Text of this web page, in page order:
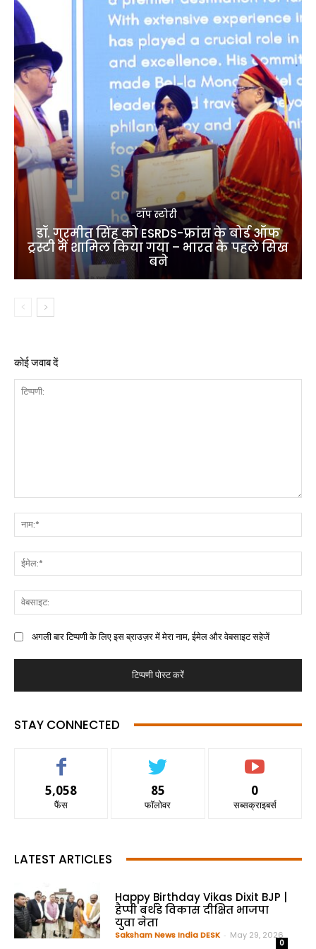
टॉप स्टोरी
डॉ. गुरमीत सिंह को ESRDS-फ्रांस के बोर्ड ऑफ
ट्रस्टी में शामिल किया गया – भारत के पहले सिख
बने
कोई जवाब दें
अगली बार टिप्पणी के लिए इस ब्राउज़र में मेरा नाम, ईमेल और वेबसाइट सहेजें
STAY CONNECTED
5,058
फैंस
85
फॉलोवर
0
सब्सक्राइबर्स
LATEST ARTICLES
Happy Birthday Vikas Dixit BJP |
हैप्पी बर्थडे विकास दीक्षित भाजपा
युवा नेता
Saksham News India DESK - May 29, 2026
0